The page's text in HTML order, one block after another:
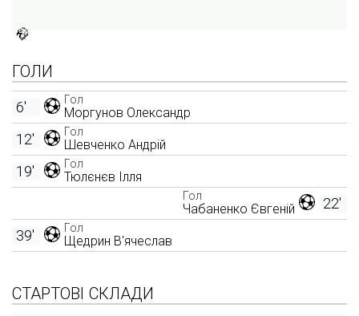
ГОЛИ
Гол
Моргунов Олександр
6'
Гол
Шевченко Андрій
12'
Гол
Тюлєнєв Ілля
19'
22'
Гол
Чабаненко Євгеній
Гол
Щедрин В'ячеслав
39'
СТАРТОВІ СКЛАДИ